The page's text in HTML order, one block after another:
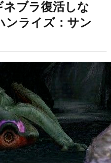
ネブラ復活しな
ンライズ：サン